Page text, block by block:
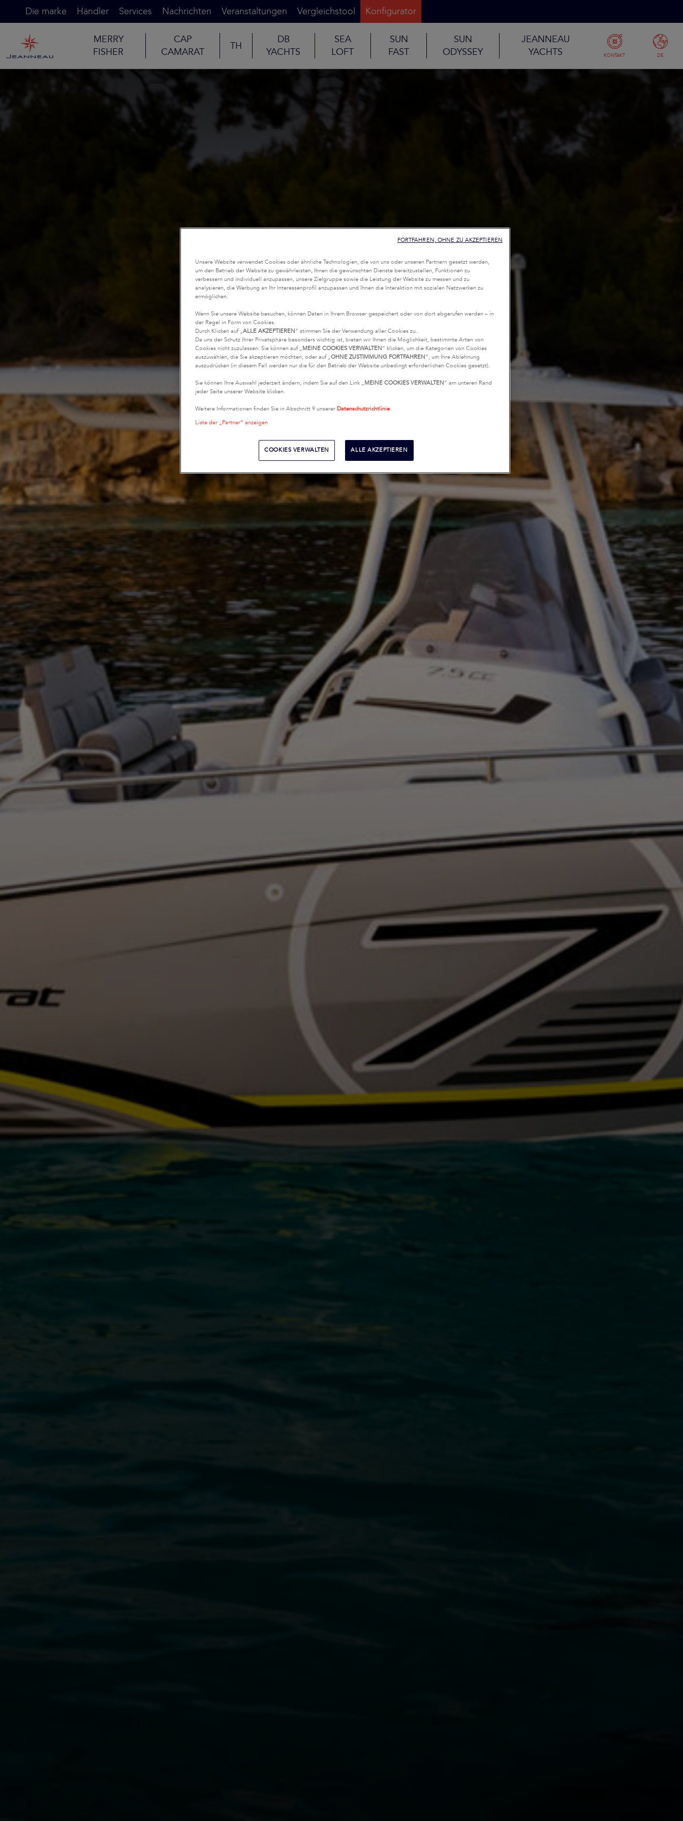
Die marke Händler Services Nachrichten Veranstaltungen Vergleichstool Konfigurator
MERRY
FISHER
CAP
CAMARAT
TH
DB
YACHTS
SEA
LOFT
SUN
FAST
SUN
ODYSSEY
JEANNEAU
YACHTS
KONTAKT DE
Unsere Website verwendet Cookies oder ähnliche Technologien, die von uns oder unseren Partnern gesetzt werden,
um den Betrieb der Website zu gewährleisten, Ihnen die gewünschten Dienste bereitzustellen, Funktionen zu
verbessern und individuell anzupassen, unsere Zielgruppe sowie die Leistung der Website zu messen und zu
analysieren, die Werbung an Ihr Interessenprofil anzupassen und Ihnen die Interaktion mit sozialen Netzwerken zu
ermöglichen.
Wenn Sie unsere Website besuchen, können Daten in Ihrem Browser gespeichert oder von dort abgerufen werden – in
der Regel in Form von Cookies.
Durch Klicken auf „ALLE AKZEPTIEREN“ stimmen Sie der Verwendung aller Cookies zu.
Da uns der Schutz Ihrer Privatsphäre besonders wichtig ist, bieten wir Ihnen die Möglichkeit, bestimmte Arten von
Cookies nicht zuzulassen. Sie können auf „MEINE COOKIES VERWALTEN“ klicken, um die Kategorien von Cookies
auszuwählen, die Sie akzeptieren möchten, oder auf „OHNE ZUSTIMMUNG FORTFAHREN“, um Ihre Ablehnung
auszudrücken (in diesem Fall werden nur die für den Betrieb der Website unbedingt erforderlichen Cookies gesetzt).
Sie können Ihre Auswahl jederzeit ändern, indem Sie auf den Link „MEINE COOKIES VERWALTEN“ am unteren Rand
jeder Seite unserer Website klicken.
Weitere Informationen finden Sie in Abschnitt 9 unserer Datenschutzrichtlinie.
Liste der „Partner“ anzeigen
COOKIES VERWALTEN ALLE AKZEPTIEREN
FORTFAHREN, OHNE ZU AKZEPTIEREN